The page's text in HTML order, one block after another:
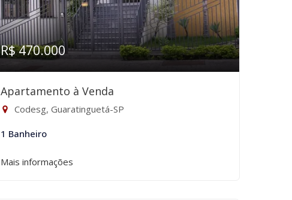
R$ 470.000
Apartamento à Venda
Codesg, Guaratinguetá-SP
1 Banheiro
Mais informações